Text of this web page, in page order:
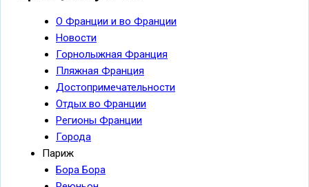
О Франции и во Франции
Новости
Горнолыжная Франция
Пляжная Франция
Достопримечательности
Отдых во Франции
Регионы Франции
Города
Париж
Бора Бора